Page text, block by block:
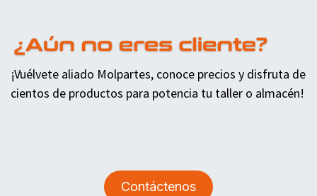
¡Vuélvete aliado Molpartes, conoce precios y disfruta de
cientos de productos para potencia tu taller o almacén!
Contáctenos